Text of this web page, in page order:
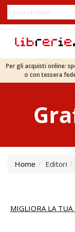
Per gli acquisti online:
o con tessera
Home Editori
MIGLIORA LA TUA